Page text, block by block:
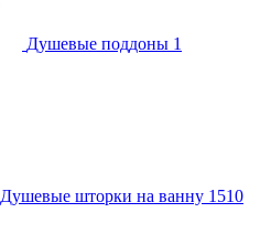
Душевые поддоны 1
Душевые шторки на ванну 1510